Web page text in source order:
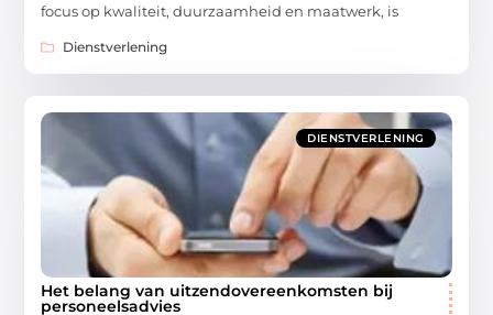
focus op kwaliteit, duurzaamheid en maatwerk, is
Dienstverlening
DIENSTVERLENING
Het belang van uitzendovereenkomsten bij
personeelsadvies